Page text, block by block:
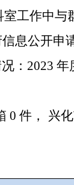
工作中与
息公开申
： 2023年
0件， 兴